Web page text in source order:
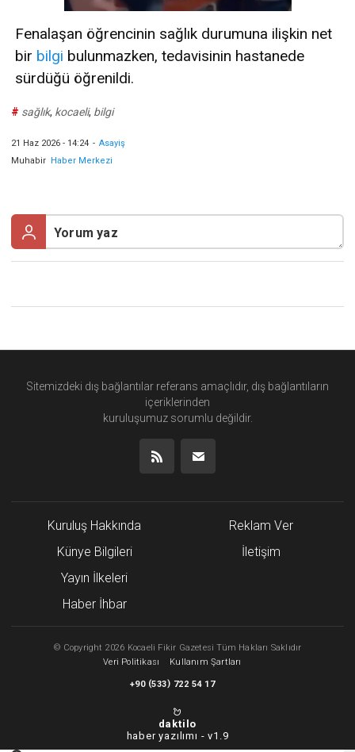
Fenalaşan öğrencinin sağlık durumuna ilişkin net
bir bilgi bulunmazken, tedavisinin hastanede
sürdüğü öğrenildi.
# sağlık, kocaeli, bilgi
21 Haz 2026 - 14:24 - Asayiş
Muhabir
Haber Merkezi
Sitemizdeki dış bağlantılar referans amaçlıdır, dış bağlantıların
içeriklerinden
kuruluşumuz sorumlu değildir.
Kuruluş Hakkında
Künye Bilgileri
Yayın İlkeleri
Haber İhbar
Reklam Ver
İletişim
© Copyright 2026 Kocaeli Fikir Gazetesi Tüm Hakları Saklıdır
Veri Politikası
Kullanım Şartları
+90 (533) 722 54 17
daktilo
haber yazılımı -v1.9